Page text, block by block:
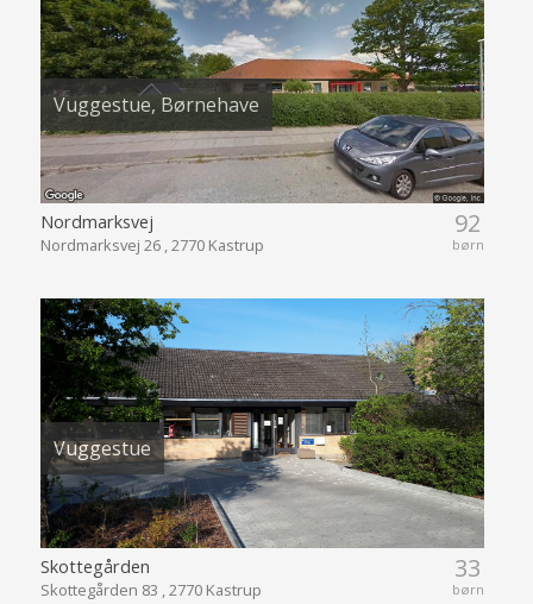
Vuggestue, Børnehave
92
børn
Nordmarksvej
Nordmarksvej 26 , 2770 Kastrup
Vuggestue
33
børn
Skottegården
Skottegården 83 , 2770 Kastrup